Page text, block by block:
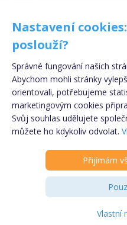
provozovatelem je
zpracování
Kontakt|
Nastavení
poslouží?
Správné fungování našich
Abychom mohli stránky
orientovali, potřebujeme
marketingovým cookies
Svůj souhlas udělujete
můžete ho kdykoliv odvolat.